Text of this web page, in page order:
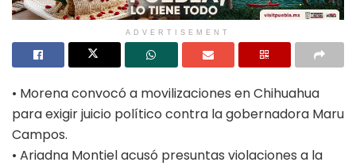
ADVERTISEMENT
• Morena convocó a movilizaciones en Chihuahua
para exigir juicio político contra la gobernadora Maru
Campos.
• Ariadna Montiel acusó presuntas violaciones a la